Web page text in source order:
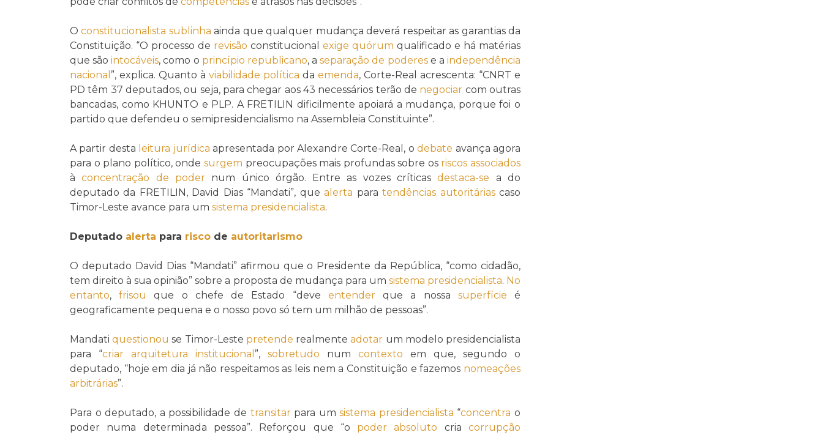
Oconstitucionalista sublinha ainda que qualquer mudança deverá respeitar as garantias da
Constituição. “O processo de revisão constitucional exige quórum qualificado e há matérias
que sãointocáveis, como o princípio republicano, aseparação de poderese aindependência
nacional ”, explica. Quanto à viabilidade política da emenda, Corte-Real acrescenta: “CNRT e
PD têm 37 deputados, ou seja, para chegar aos 43 necessários terão de negociar com outras
bancadas, como KHUNTO e PLP. A FRETILIN dificilmente apoiará a mudança, porque foi o
partido que defendeu o semipresidencialismo na Assembleia Constituinte”.
A partir desta leitura jurídica apresentada por Alexandre Corte-Real, odebate avança agora
para o plano político, onde surgem preocupações mais profundas sobre os riscos associados
àconcentração de podernum único órgão. Entre as vozes críticasdestaca-se a do
deputado da FRETILIN, David Dias “Mandati”, quealerta paratendências autoritáriascaso
Timor-Leste avance para um sistema presidencialista.
Deputado alerta para risco de autoritarismo
O deputado David Dias “Mandati” afirmou que o Presidente da República, “como cidadão,
tem direito à sua opinião” sobre a proposta de mudança para um sistema presidencialista. No
entanto,frisou que o chefe de Estado “deve entenderque a nossa superfície é
geograficamente pequena e o nosso povo só tem um milhão de pessoas”.
Mandatiquestionou se Timor-Leste pretende realmenteadotar um modelo presidencialista
para “criar arquitetura institucional ”, sobretudo num contexto em que, segundo o
deputado, “hoje em dia já não respeitamos as leis nem a Constituição e fazemos nomeações
arbitrárias”.
Para o deputado, a possibilidade de transitarpara umsistema presidencialista “concentra o
poder numa determinada pessoa”. Reforçou que “o poder absoluto criacorrupção